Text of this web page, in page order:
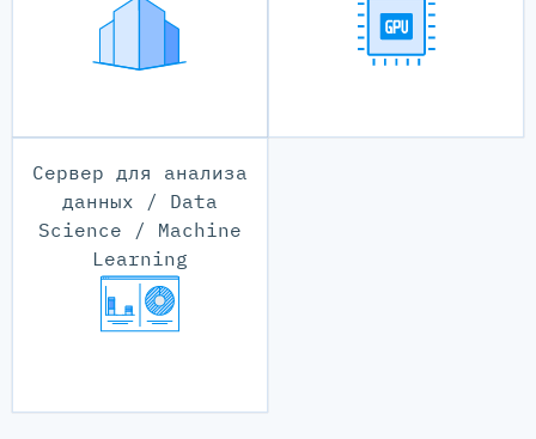
Сервер для анализа
данных / Data
Science / Machine
Learning